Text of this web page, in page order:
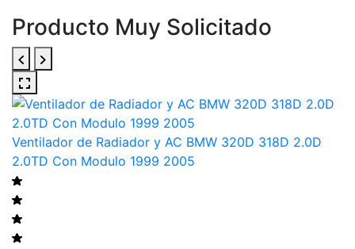
Producto Muy Solicitado
Ventilador de Radiador y AC BMW 320D 318D 2.0D
2.0TD Con Modulo 1999 2005